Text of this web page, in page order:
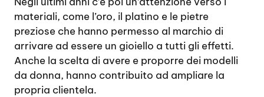
materiali, come l’oro, il platino e le pietre
preziose che hanno permesso al marchio di
arrivare ad essere un gioiello a tutti gli effetti.
Anche la scelta di avere e proporre dei modelli
da donna, hanno contribuito ad ampliare la
propria clientela.